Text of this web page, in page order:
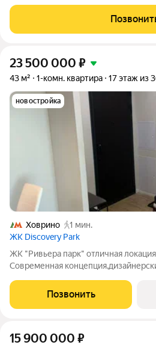
студентов и пар без детей!!
16-этажного панельного
23 500 000 ₽
43 м² 1-комн. квартира 17 этаж из
новостройка
Ховрино
1 мин.
ЖК Discovery Park
ЖК "Ривьера парк" отличная
Современная
Позвонить
15 900 000 ₽